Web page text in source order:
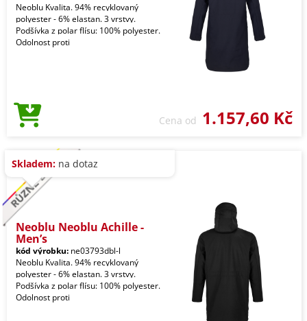
Neoblu Kvalita. 94% recyklovaný
polyester - 6% elastan. 3 vrstvy.
Podšívka z polar flísu: 100% polyester.
Odolnost proti
Cena od 1.157,60 Kč
Skladem: na dotaz
Neoblu Neoblu Achille -
Men’s
kód výrobku: ne03793dbl-l
Neoblu Kvalita. 94% recyklovaný
polyester - 6% elastan. 3 vrstvy.
Podšívka z polar flísu: 100% polyester.
Odolnost proti